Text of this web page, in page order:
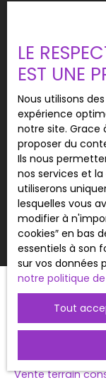
Société
BLOIS CEDEX.
Pour en
données
politique de
JE RECHERCHE
Location studio
Vente terrain
LE
EST UNE
Nous utilisons
expérience
notre site. Grace
proposer du
Ils nous
nos services et
utiliserons
lesquelles vous
modifier à
cookies″ en bas
essentiels à son
sur vos données
notre politique
Tout